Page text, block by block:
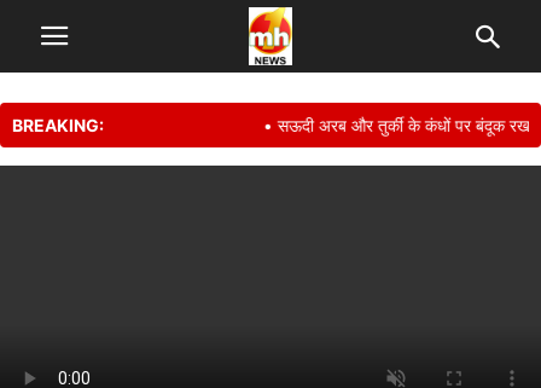
BREAKING: • सऊदी अरब और तुर्की के कंधों पर बंदूक रखकर